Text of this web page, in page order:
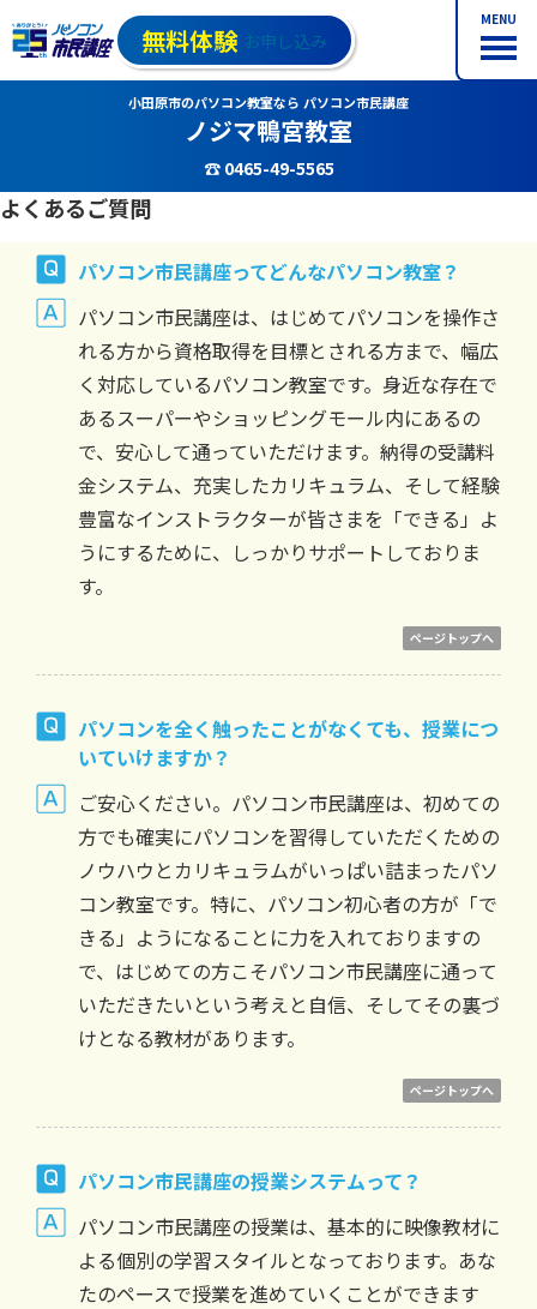
MENU
無料体験 お申し込み
小田原市のパソコン教室なら パソコン市民講座
ノジマ鴨宮教室
☎ 0465-49-5565
よくあるご質問
パソコン市民講座ってどんなパソコン教室？
パソコン市民講座は、はじめてパソコンを操作さ
れる方から資格取得を目標とされる方まで、幅広
く対応しているパソコン教室です。身近な存在で
あるスーパーやショッピングモール内にあるの
で、安心して通っていただけます。納得の受講料
金システム、充実したカリキュラム、そして経験
豊富なインストラクターが皆さまを「できる」よ
うにするために、しっかりサポートしておりま
す。
ページトップへ
パソコンを全く触ったことがなくても、授業につ
いていけますか？
ご安心ください。パソコン市民講座は、初めての
方でも確実にパソコンを習得していただくための
ノウハウとカリキュラムがいっぱい詰まったパソ
コン教室です。特に、パソコン初心者の方が「で
きる」ようになることに力を入れておりますの
で、はじめての方こそパソコン市民講座に通って
いただきたいという考えと自信、そしてその裏づ
けとなる教材があります。
ページトップへ
パソコン市民講座の授業システムって？
パソコン市民講座の授業は、基本的に映像教材に
よる個別の学習スタイルとなっております。あな
たのペースで授業を進めていくことができます